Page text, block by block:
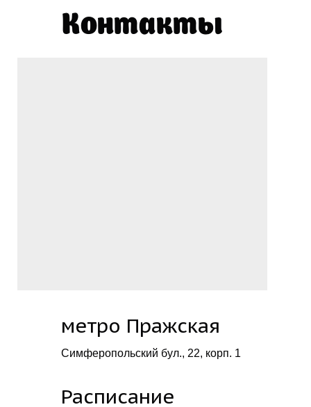
Контакты
Симферопольский бул., 22, корп. 1
Расписание
метро Пражская